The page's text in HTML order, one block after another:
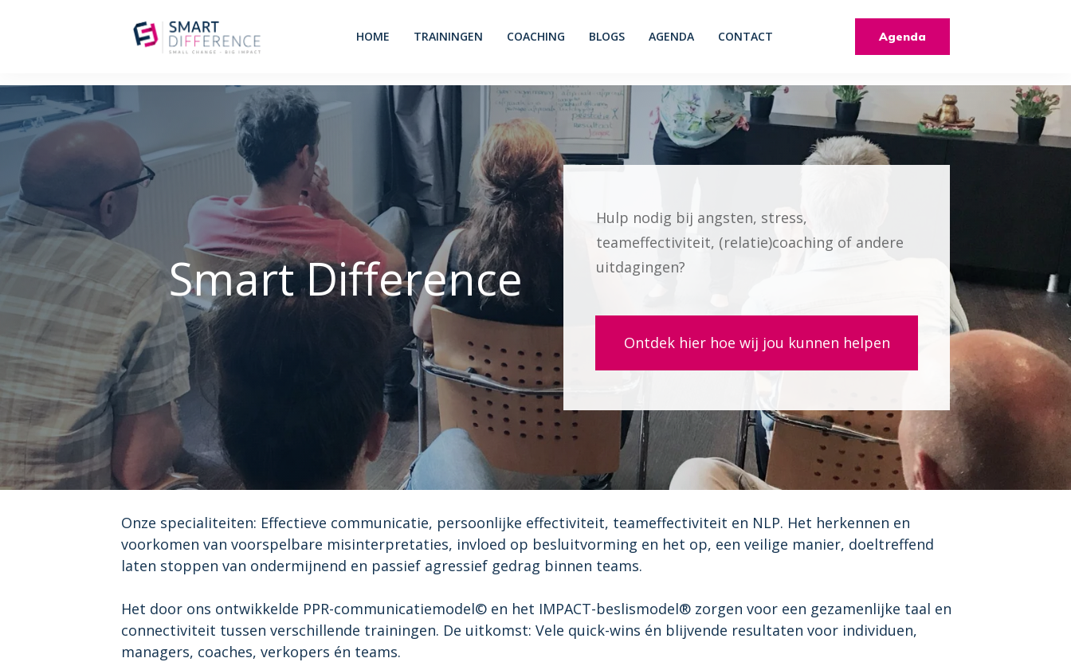
HOME TRAININGEN COACHING BLOGS AGENDA CONTACT Agenda
Smart Difference
Hulp nodig bij angsten, stress,
teameffectiviteit, (relatie)coaching of andere
uitdagingen?
Ontdek hier hoe wij jou kunnen helpen
Onze specialiteiten: Effectieve communicatie, persoonlijke effectiviteit, teameffectiviteit en NLP. Het herkennen en
voorkomen van voorspelbare misinterpretaties, invloed op besluitvorming en het op, een veilige manier, doeltreffend
laten stoppen van ondermijnend en passief agressief gedrag binnen teams.
Het door ons ontwikkelde PPR-communicatiemodel© en het IMPACT-beslismodel® zorgen voor een gezamenlijke taal en
connectiviteit tussen verschillende trainingen. De uitkomst: Vele quick-wins én blijvende resultaten voor individuen,
managers, coaches, verkopers én teams.